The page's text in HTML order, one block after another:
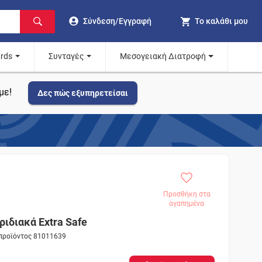
Σύνδεση/Εγγραφή Το καλάθι μου
Συνταγές Μεσογειακή Διατροφή
Δες πώς εξυπηρετείσαι
Προσθήκη στα
αγαπημένα
Extra Safe
81011639